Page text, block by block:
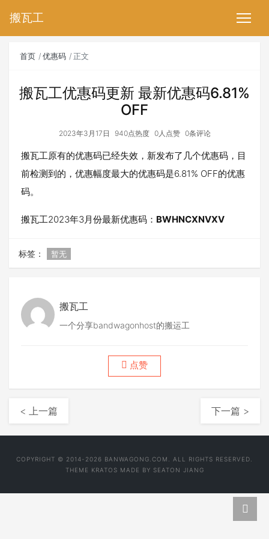
搬瓦工
首页 优惠码 正文
搬瓦工优惠码更新 最新优惠码6.81%
OFF
2023年3月17日 940点热度 0人点赞 0条评论
搬瓦工原有的优惠码已经失效，新发布了几个优惠码，目
前检测到的，优惠幅度最大的优惠码是6.81% OFF的优惠
码。
搬瓦工2023年3月份最新优惠码： BWHNCXNVXV
标签： 暂无
搬瓦工
一个分享bandwagonhost的搬运工
点赞
< 上一篇 下一篇 >
COPYRIGHT © 2014-2026 BANWAGONG.COM. ALL RIGHTS RESERVED.
THEME KRATOS MADE BY SEATON JIANG